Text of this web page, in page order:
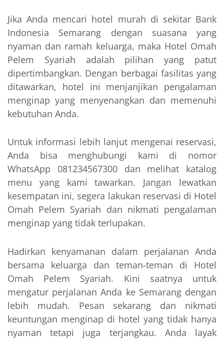
Jika Anda mencari hotel murah di sekitar Bank
Indonesia Semarang dengan suasana yang
nyaman dan ramah keluarga, maka Hotel Omah
Pelem Syariah adalah pilihan yang patut
dipertimbangkan. Dengan berbagai fasilitas yang
ditawarkan, hotel ini menjanjikan pengalaman
menginap yang menyenangkan dan memenuhi
kebutuhan Anda.
Untuk informasi lebih lanjut mengenai reservasi,
Anda bisa menghubungi kami di nomor
WhatsApp 081234567300 dan melihat katalog
menu yang kami tawarkan. Jangan lewatkan
kesempatan ini, segera lakukan reservasi di Hotel
Omah Pelem Syariah dan nikmati pengalaman
menginap yang tidak terlupakan.
Hadirkan kenyamanan dalam perjalanan Anda
bersama keluarga dan teman-teman di Hotel
Omah Pelem Syariah. Kini saatnya untuk
mengatur perjalanan Anda ke Semarang dengan
lebih mudah. Pesan sekarang dan nikmati
keuntungan menginap di hotel yang tidak hanya
nyaman tetapi juga terjangkau. Anda layak